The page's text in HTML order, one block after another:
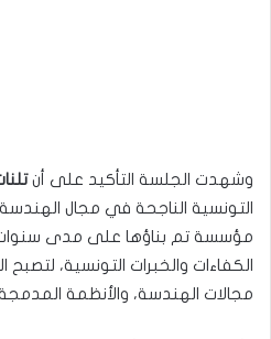
وشهدت الجلسة التأكيد على أن
التونسية الناجحة في مجال الهندسة
مؤسسة تم بناؤها على مدى سنوات
الكفاءات والخبرات التونسية،
مجالات الهندسة، والأنظمة